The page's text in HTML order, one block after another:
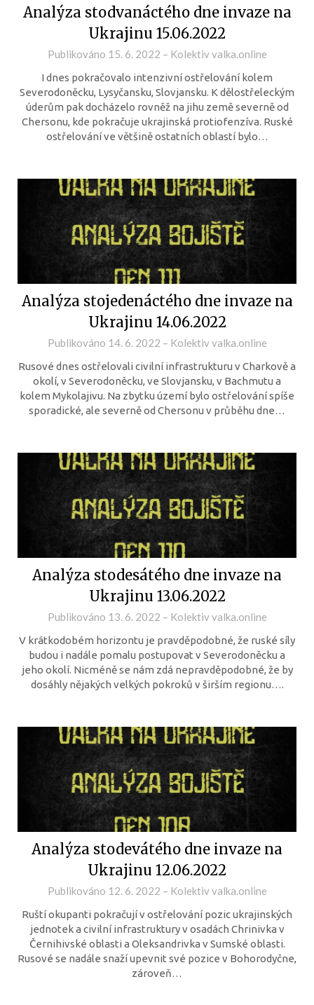
Analýza stodvanáctého dne invaze na
Ukrajinu 15.06.2022
Publikováno 15. 6. 2022 – Kolektiv valka.online
I dnes pokračovalo intenzivní ostřelování kolem
Severodoněcku, Lysyčansku, Slovjansku. K dělostřeleckým
úderům pak docházelo rovněž na jihu země severně od
Chersonu, kde pokračuje ukrajinská protiofenzíva. Ruské
ostřelování ve většině ostatních oblastí bylo…
Analýza stojedenáctého dne invaze na
Ukrajinu 14.06.2022
Publikováno 14. 6. 2022 – Kolektiv valka.online
Rusové dnes ostřelovali civilní infrastrukturu v Charkově a
okolí, v Severodoněcku, ve Slovjansku, v Bachmutu a
kolem Mykolajivu. Na zbytku území bylo ostřelování spíše
sporadické, ale severně od Chersonu v průběhu dne…
Analýza stodesátého dne invaze na
Ukrajinu 13.06.2022
Publikováno 13. 6. 2022 – Kolektiv valka.online
V krátkodobém horizontu je pravděpodobné, že ruské síly
budou i nadále pomalu postupovat v Severodoněcku a
jeho okolí. Nicméně se nám zdá nepravděpodobné, že by
dosáhly nějakých velkých pokroků v širším regionu….
Analýza stodevátého dne invaze na
Ukrajinu 12.06.2022
Publikováno 12. 6. 2022 – Kolektiv valka.online
Ruští okupanti pokračují v ostřelování pozic ukrajinských
jednotek a civilní infrastruktury v osadách Chrinivka v
Černihivské oblasti a Oleksandrivka v Sumské oblasti.
Rusové se nadále snaží upevnit své pozice v Bohorodyčne,
zároveň…